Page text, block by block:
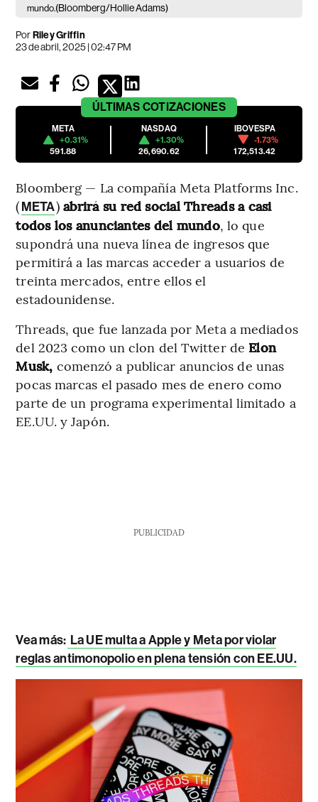
mundo.(Bloomberg/Hollie Adams)
PorRiley Griffin
23 de abril, 2025 | 02:47 PM
ÚLTIMAS COTIZACIONES
META
+0.31%
591.88
NASDAQ
+1.30%
26,690.62
IBOVESPA
-1.73%
172,513.42
Bloomberg — La compañía Meta Platforms Inc.
(META)abrirá su red social Threads a casi
todos los anunciantes del mundo, lo que
supondrá una nueva línea de ingresos que
permitirá a las marcas acceder a usuarios de
treinta mercados, entre ellos el
estadounidense.
Threads, que fue lanzada por Meta a mediados
del 2023 como un clon del Twitter de Elon
Musk, comenzó a publicar anuncios de unas
pocas marcas el pasado mes de enero como
parte de un programa experimental limitado a
EE.UU. y Japón.
PUBLICIDAD
Vea más: La UE multa a Apple y Meta por violar
reglas antimonopolio en plena tensión con EE.UU.